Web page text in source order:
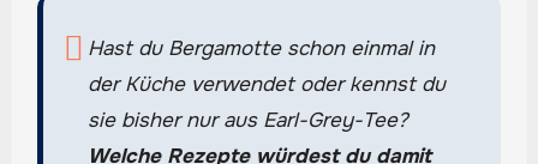
Hast du Bergamotte schon einmal in
der Küche verwendet oder kennst du
sie bisher nur aus Earl-Grey-Tee?
Welche Rezepte würdest du damit